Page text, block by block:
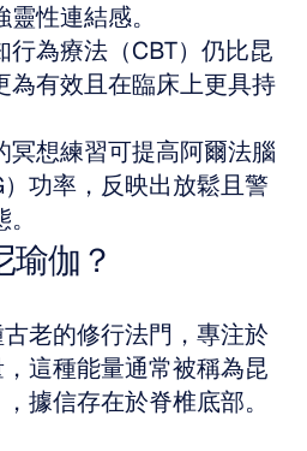
性連結感。
行為療法（CBT）仍比昆
為有效且在臨床上更具持
冥想練習可提高阿爾法腦
功率，反映出放鬆且警
瑜伽？
老的修行法門，專注於
這種能量通常被稱為昆
據信存在於脊椎底部。